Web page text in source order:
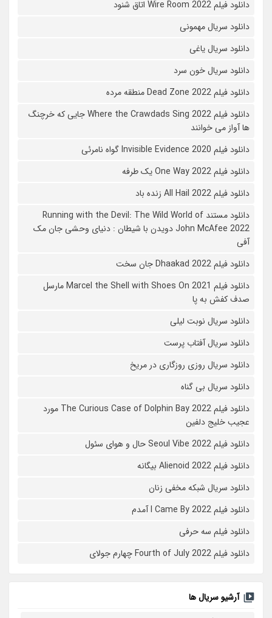
دانلود فیلم Wire Room 2022 اتاق شنود
دانلود سریال مهمونی
دانلود سریال یاغی
دانلود سریال خون سرد
دانلود فیلم 2022 Dead Zone منطقه مرده
دانلود فیلم Where the Crawdads Sing 2022 جایی که خرچنگ
ها آواز می خوانند
دانلود فیلم 2020 Invisible Evidence گواه نامرئی
دانلود فیلم One Way 2022 یک طرفه
دانلود فیلم All Hail 2022 زنده باد
دانلود مستند Running with the Devil: The Wild World of
John McAfee 2022 دویدن با شیطان : دنیای وحشی جان مک
آفی
دانلود فیلم Dhaakad 2022 جان سخت
دانلود فیلم Marcel the Shell with Shoes On 2021 مارسل
صدف کفش به پا
دانلود سریال نوبت لیلی
دانلود سریال آفتاب پرست
دانلود سریال روزی روزگاری در مریخ
دانلود سریال بی گناه
دانلود فیلم The Curious Case of Dolphin Bay 2022 مورد
عجیب خلیج دلفین
دانلود فیلم Seoul Vibe 2022 حال و هوای سئول
دانلود فیلم Alienoid 2022 بیگانه
دانلود سریال شبکه مخفی زنان
دانلود فیلم I Came By 2022 آمدم
دانلود فیلم سه حرفی
دانلود فیلم Fourth of July 2022 چهارم جولای
آرشیو سریال ها